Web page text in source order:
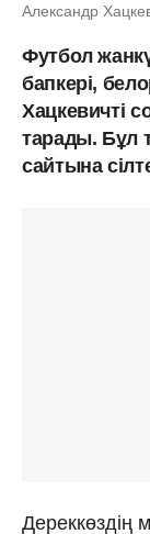
Александр
Футбол
бапкері,
Хацкевичті
тарады. Бұл
cайтына
Дереккөздің